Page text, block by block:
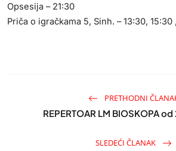
Opsesija – 21:30
Priča o igračkama 5, Sinh. – 13:30, 15:30
PRETHODNI
REPERTOAR LM BIOSKOPA
SLEDEĆI ČLANAK